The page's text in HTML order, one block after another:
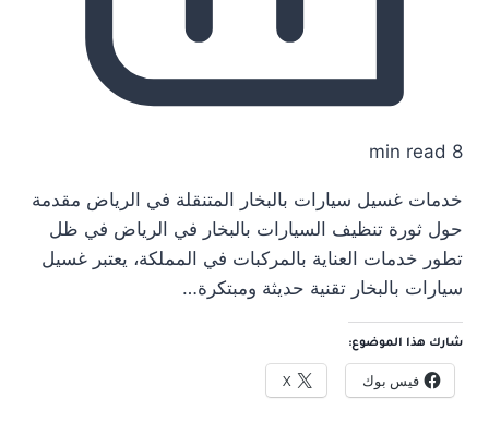
8 min read
خدمات غسيل سيارات بالبخار المتنقلة في الرياض مقدمة
حول ثورة تنظيف السيارات بالبخار في الرياض في ظل
تطور خدمات العناية بالمركبات في المملكة، يعتبر غسيل
سيارات بالبخار تقنية حديثة ومبتكرة…
شارك هذا الموضوع:
فيس بوك X